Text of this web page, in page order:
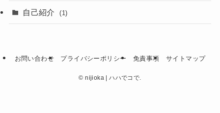
自己紹介 (1)
お問い合わせ プライバシーポリシー 免責事項 サイトマップ
© nijioka | ハハでコで.